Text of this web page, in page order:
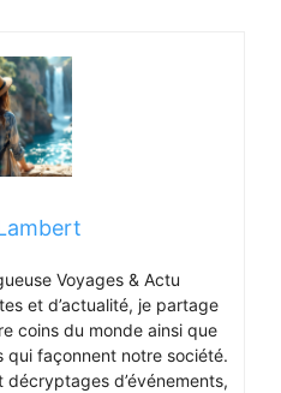
Voyages & Actu
et d’actualité, je partage
coins du monde ainsi que
qui façonnent notre société.
d’événements,